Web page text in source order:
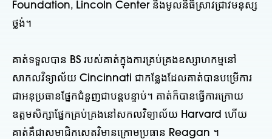
Foundation, Lincoln Center និងមូលនិធិស្រាវជ្រាវមនុស្ស
ថ្លង់។
គាត់ទទួលបាន BS របស់គាត់ក្នុងការគ្រប់គ្រងឧស្សាហកម្មនៅ
សាកលវិទ្យាល័យ Cincinnati ជាកន្លែងដែលគាត់បានបម្រើការ
ជាអនុប្រធានផ្នែកជំនួញជាបន្តបន្ទាប់។ គាត់ក៏បានធ្វើការក្រោយ
ឧត្តមសិក្សាផ្នែកគ្រប់គ្រងនៅសកលវិទ្យាល័យ Harvard ហើយ
គាត់គឺជាសមាជិកសេតវិមានក្រោមប្រធាន Reagan ។